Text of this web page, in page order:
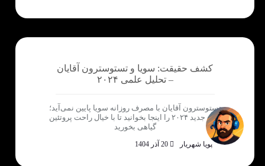
کشف حقیقت: سویا و تستوسترون آقایان
– تحلیل علمی ۲۰۲۴
تستوسترون آقایان با مصرف روزانه سویا پایین نمی‌آید؛
نتایج جدید ۲۰۲۴ را اینجا بخوانید تا با خیال راحت پروتئین
گیاهی بخورید
پویا شهریار